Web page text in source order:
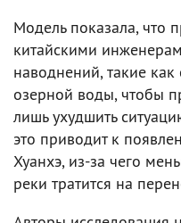
Модель показала, что
китайскими
наводнений, такие
озерной воды, чтобы
лишь ухудшить
это приводит к
Хуанхэ, из-за чего
реки тратится на